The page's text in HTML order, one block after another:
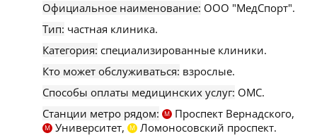
Официальное наименование: ООО "МедСпорт".
Тип: частная клиника.
Категория: специализированные клиники.
Кто может обслуживаться: взрослые.
Способы оплаты медицинских услуг: ОМС.
Станции метро рядом:
М Проспект Вернадского,
М Университет, М Ломоносовский проспект.